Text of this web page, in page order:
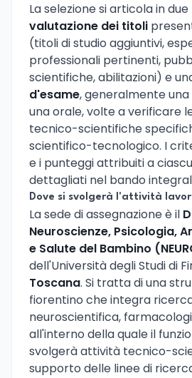
La selezione si articola in due
valutazione dei titoli
(titoli di studio aggiuntivi,
professionali pertinenti,
scientifiche, abilitazioni) e
d'esame, generalmente
una orale, volte a verificare
tecnico-scientifiche
scientifico-tecnologico. I
e i punteggi attribuiti a
dettagliati nel bando
Dove si svolgerà l'attività
La sede di assegnazione è il
Neuroscienze, Psicologia,
e Salute del Bambino
dell'Università degli Studi di
Toscana. Si tratta di una
fiorentino che integra
neuroscientifica,
all'interno della quale il
svolgerà attività tecnico-
supporto delle linee di